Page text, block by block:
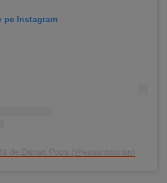
pe Instagram
de Dorian Popa (@eusuntdorian)